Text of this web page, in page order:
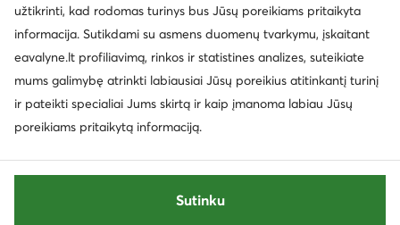
užtikrinti, kad rodomas turinys bus Jūsų poreikiams pritaikyta
informacija. Sutikdami su asmens duomenų tvarkymu, įskaitant
eavalyne.lt profiliavimą, rinkos ir statistines analizes, suteikiate
mums galimybę atrinkti labiausiai Jūsų poreikius atitinkantį turinį
ir pateikti specialiai Jums skirtą ir kaip įmanoma labiau Jūsų
poreikiams pritaikytą informaciją.
Sutinku